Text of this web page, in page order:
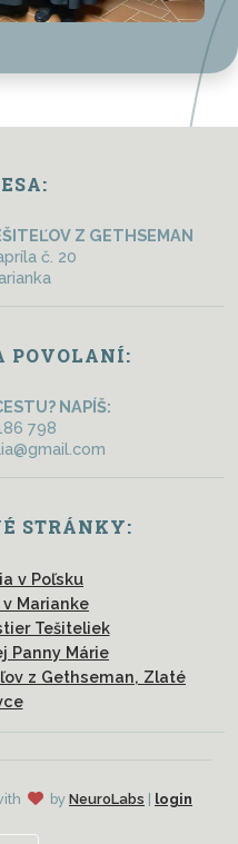
Z GETHSEMAN
č. 20
POVOLANÍ:
NAPÍŠ:
798
STRÁNKY:
v Poľsku
Marianke
Tešiteliek
Panny Márie
z Gethseman, Zlaté
by NeuroLabs login